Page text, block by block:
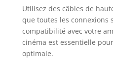
Utilisez des câbles de
que toutes les connexions
compatibilité avec votre
cinéma est essentielle
optimale.